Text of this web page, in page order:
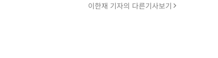
이한재 기자의 다른기사보기